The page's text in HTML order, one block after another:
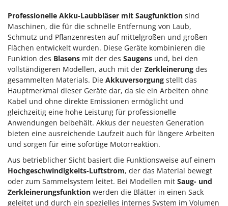
U
Udor
Unger
V
Verdemax
Vesco
Volpi
W
Waldner
Weber
WIDU
Wiper EcoRobot
Wolf Garten
Wortex
Professionelle Akku-Laubbläser mit Saugfunktion sind
Maschinen, die für die schnelle Entfernung von Laub,
Schmutz und Pflanzenresten auf mittelgroßen und großen
Flächen entwickelt wurden. Diese Geräte kombinieren die
Funktion des Blasens mit der des Saugens und, bei den
vollständigeren Modellen, auch mit der Zerkleinerung des
gesammelten Materials. Die Akkuversorgung stellt das
Hauptmerkmal dieser Geräte dar, da sie ein Arbeiten ohne
Kabel und ohne direkte Emissionen ermöglicht und
gleichzeitig eine hohe Leistung für professionelle
Anwendungen beibehält. Akkus der neuesten Generation
bieten eine ausreichende Laufzeit auch für längere Arbeiten
und sorgen für eine sofortige Motorreaktion.
Aus betrieblicher Sicht basiert die Funktionsweise auf einem
Hochgeschwindigkeits-Luftstrom, der das Material bewegt
oder zum Sammelsystem leitet. Bei Modellen mit Saug- und
Zerkleinerungsfunktion werden die Blätter in einen Sack
geleitet und durch ein spezielles internes System im Volumen